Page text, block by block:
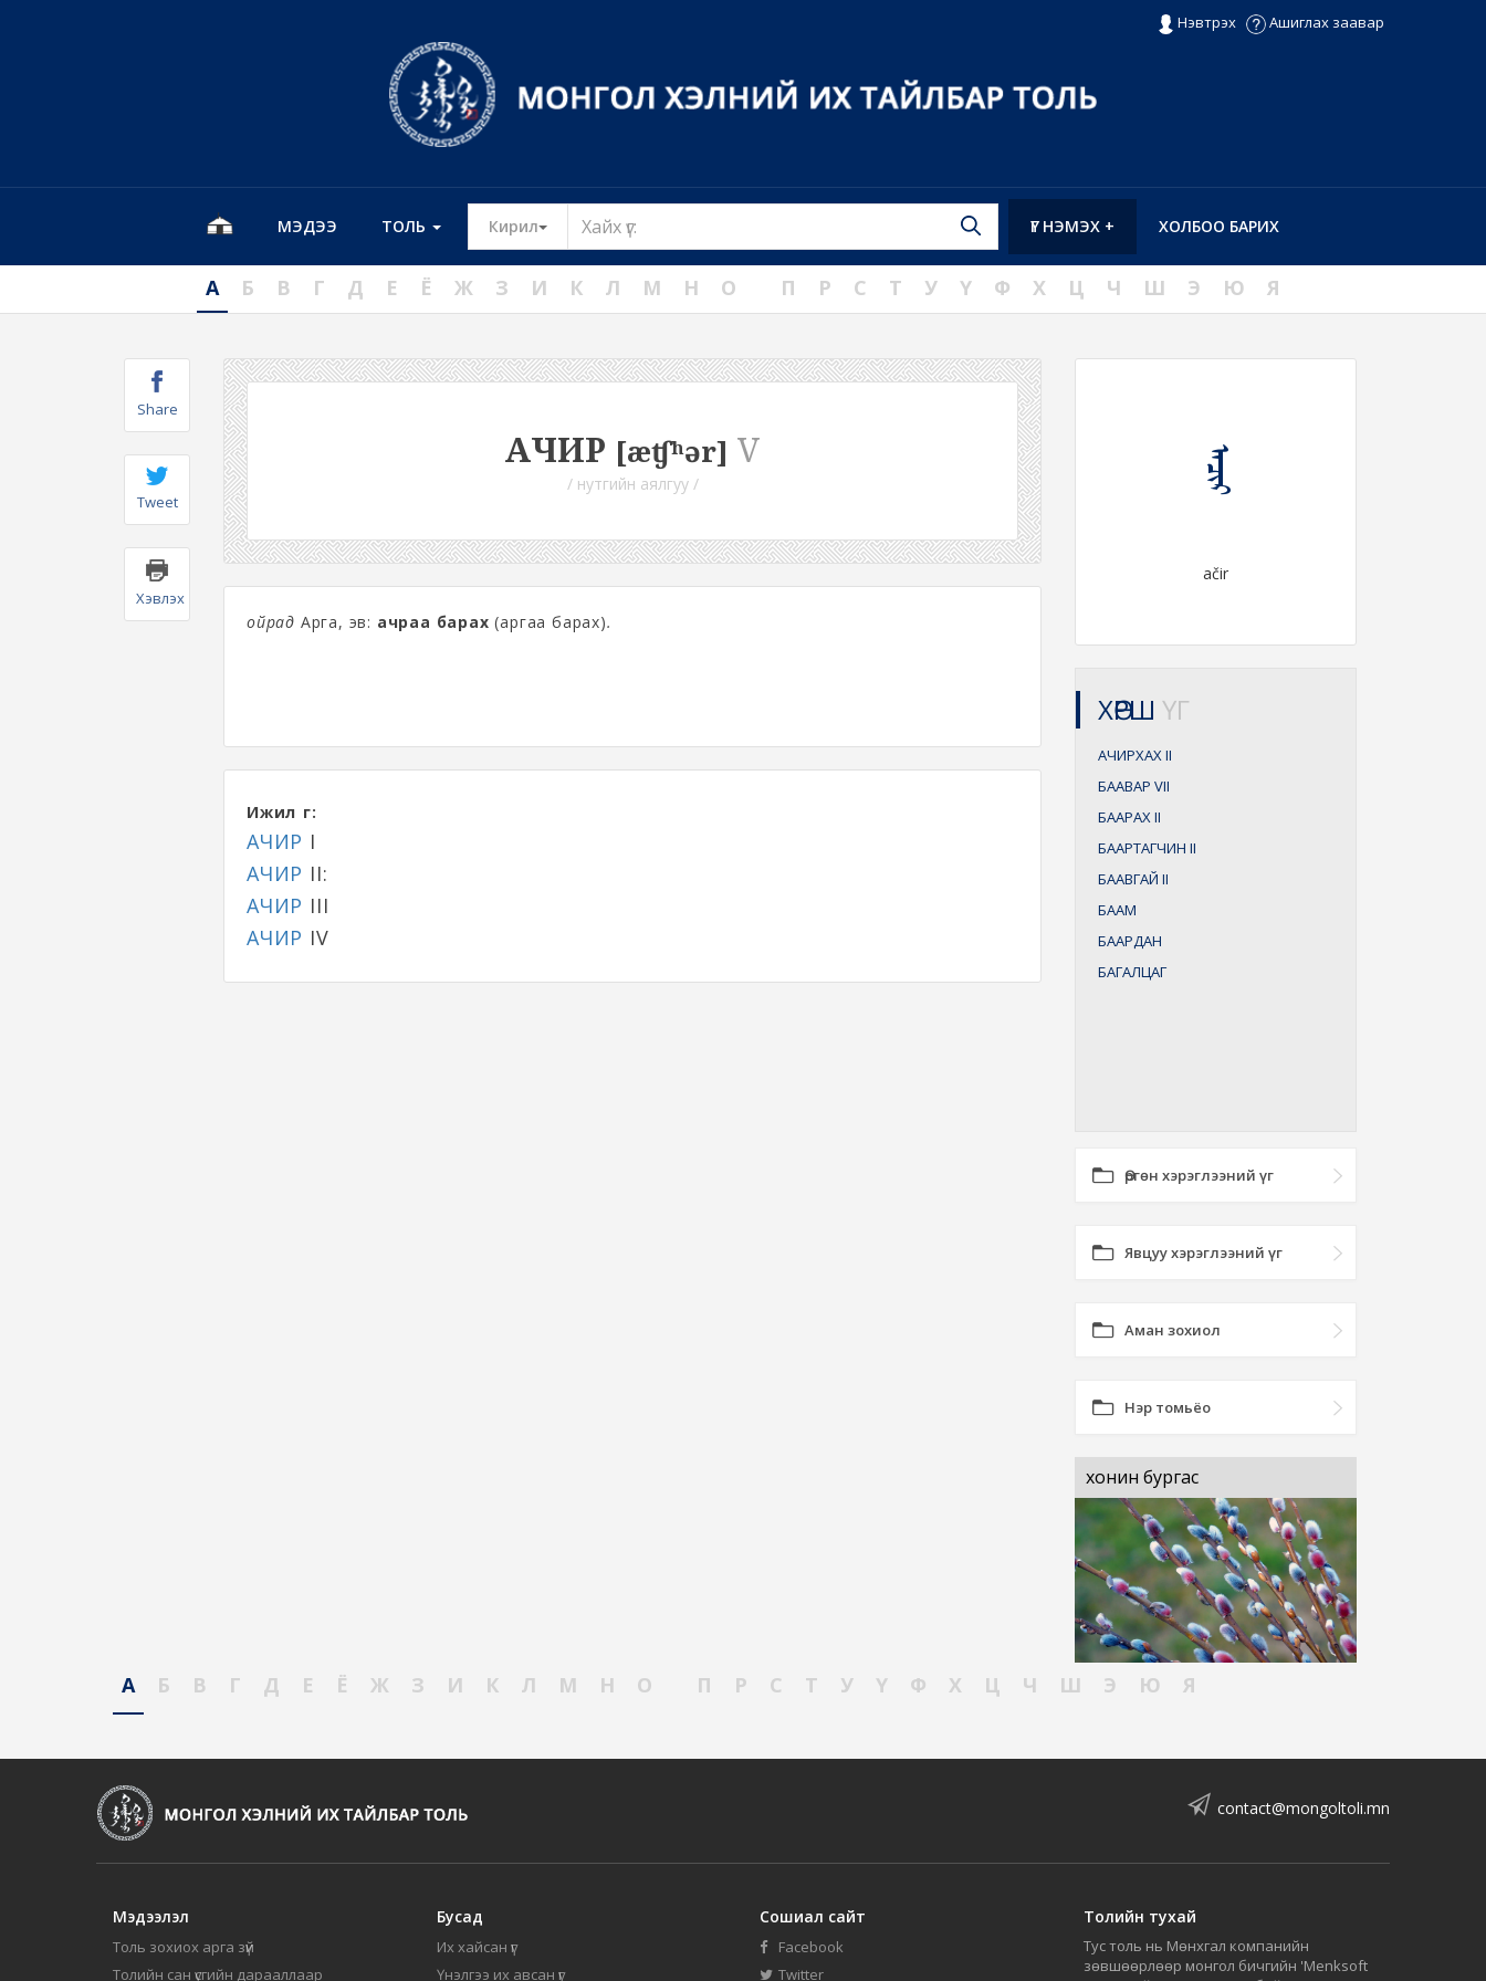
Нэвтрэх Ашиглах заавар
МЭДЭЭ ТОЛЬ Кирил Toggle Dropdown ХОЛБОО БАРИХ
ҮГ НЭМЭХ +
А Б В Г Д Е Ё Ж З И К Л М Н О П Р С Т У Ү Ф Х Ц Ч Ш Э Ю Я
Share
Tweet
Хэвлэх
АЧИР [æʧʰər] V
/ нутгийн аялгуу /
ойрад Арга, эв: ачраа барах(аргаа барах).
Ижил үг:
АЧИР I
АЧИР II:
АЧИР III
АЧИР IV
ᠠᠴᠢᠷ
ačir
ХӨРШ ҮГ
АЧИРХАХII
БААВАР VII
БААРАХII
БААРТАГЧИН II
БААВГАЙ II
БААМ
БААРДАН
БАГАЛЦАГ
Өргөн хэрэглээний үг
Явцуу хэрэглээний үг
Аман зохиол
Нэр томьёо
хонин бургас
А Б В Г Д Е Ё Ж З И К Л М Н О П Р С Т У Ү Ф Х Ц Ч Ш Э Ю Я
contact@mongoltoli.mn
Мэдээлэл
Толь зохиох арга зүй
Толийн сан үсгийн дарааллаар
Бусад
Их хайсан үг
Үнэлгээ их авсан үг
Сошиал сайт
Facebook
Twitter
Толийн тухай
Тус толь нь Мөнхгал компанийн
зөвшөөрлөөр монгол бичгийн 'Menksoft